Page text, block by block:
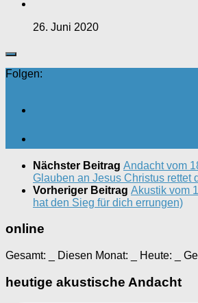
26. Juni 2020
Folgen:
Nächster Beitrag Andacht vom
Glauben an Jesus Christus rettet
Vorheriger Beitrag Akustik vom
hat den Sieg für dich errungen)
online
Gesamt: Diesen Monat: Heute:
heutige akustische Andacht